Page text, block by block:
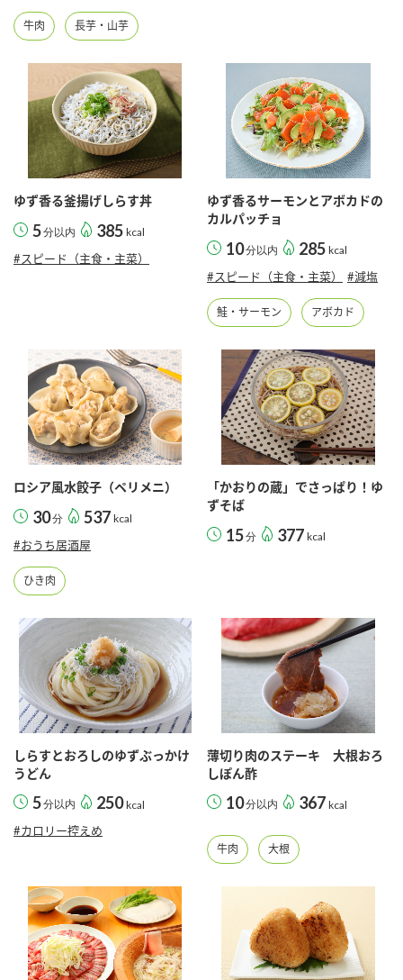
牛肉 長芋・山芋
ゆず香る釜揚げしらす丼
5分以内 385 kcal
#スピード（主食・主菜）
ゆず香るサーモンとアボカドの
カルパッチョ
10分以内 285 kcal
#スピード（主食・主菜） #減塩
鮭・サーモン アボカド
ロシア風水餃子（ペリメニ）
30分 537 kcal
#おうち居酒屋
ひき肉
「かおりの蔵」でさっぱり！ゆ
ずそば
15分 377 kcal
しらすとおろしのゆずぶっかけ
うどん
5分以内 250 kcal
#カロリー控えめ
薄切り肉のステーキ 大根おろ
しぽん酢
10分以内 367 kcal
牛肉 大根